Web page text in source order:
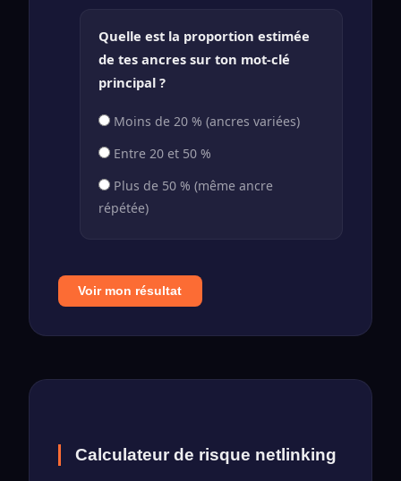
Quelle est la proportion estimée
de tes ancres sur ton mot-clé
principal ?
Moins de 20 % (ancres variées)
Entre 20 et 50 %
Plus de 50 % (même ancre
répétée)
Voir mon résultat
Calculateur de risque netlinking